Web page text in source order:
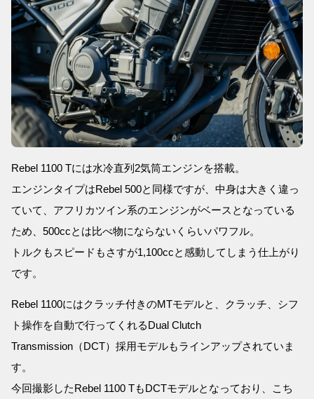
Rebel 1100 Tには水冷直列2気筒エンジンを搭載。
エンジンタイプはRebel 500と同様ですが、中身は大きく違っ
ていて、アフリカツイン系のエンジンがベースとなっている
ため、500ccとは比べ物にならないくらいパワフル。
トルクもスピードもさすが1,100ccと感動してしまう仕上がり
です。
Rebel 1100にはクラッチ付きのMTモデルと、クラッチ、シフ
ト操作を自動で行ってくれるDual Clutch
Transmission（DCT）採用モデルもラインアップされていま
す。
今回撮影したRebel 1100 TもDCTモデルとなっており、こち